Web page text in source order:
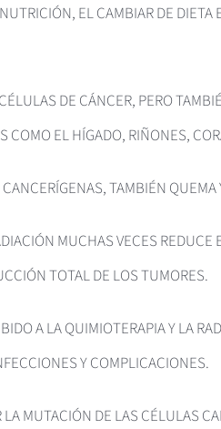
EL CAMBIAR DE
DE CÁNCER, PERO
COMO EL HÍGADO, RIÑONES,
TAMBIÉN
MUCHAS VECES
TOTAL DE LOS TUMORES.
A LA QUIMIOTERAPIA Y LA
Y COMPLICACIONES.
MUTACIÓN DE LAS CÉLULAS